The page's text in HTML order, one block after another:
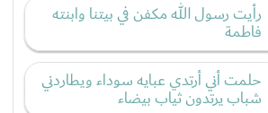
رأيت رسول الله مكفن في بيتنا وابنته
فاطمة
حلمت أني أرتدي عبايه سوداء ويطاردني
شباب يرتدون ثياب بيضاء